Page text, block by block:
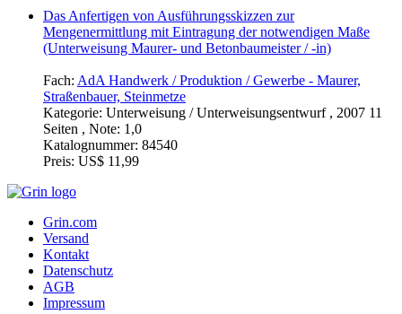
Das Anfertigen von Ausführungsskizzen zur
Mengenermittlung mit Eintragung der notwendigen Maße
(Unterweisung Maurer- und Betonbaumeister / -in)
Fach: AdA Handwerk / Produktion / Gewerbe - Maurer,
Straßenbauer, Steinmetze
Kategorie: Unterweisung / Unterweisungsentwurf , 2007 11
Seiten , Note: 1,0
Katalognummer: 84540
Preis: US$ 11,99
Grin.com
Versand
Kontakt
Datenschutz
AGB
Impressum